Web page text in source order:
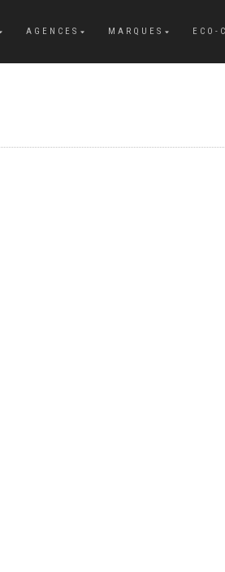
AGENCES MARQUES ECO-